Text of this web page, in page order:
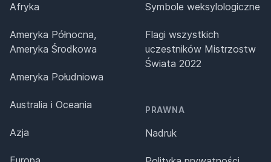
Afryka
Ameryka Północna,
Ameryka Środkowa
Ameryka Południowa
Australia i Oceania
Azja
Symbole weksylologiczne
Flagi wszystkich
uczestników Mistrzostw
Świata 2022
PRAWNA
Nadruk